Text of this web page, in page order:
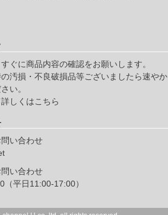
ぐに商品内容の確認をお願いします。
汚損・不良破損品等ございましたら速やか
い。
しくはこちら
い合わせ
い合わせ
平日11:00-17:00）